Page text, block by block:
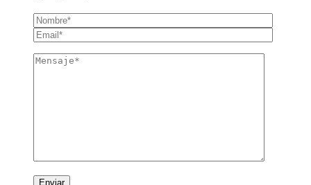
Enviar